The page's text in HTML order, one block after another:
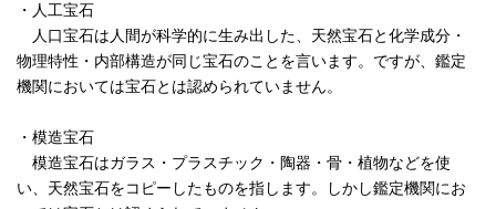
・人工宝石
人口宝石は人間が科学的に生み出した、天然宝石と化学成分・
物理特性・内部構造が同じ宝石のことを言います。ですが、鑑定
機関においては宝石とは認められていません。
・模造宝石
模造宝石はガラス・プラスチック・陶器・骨・植物などを使
い、天然宝石をコピーしたものを指します。しかし鑑定機関にお